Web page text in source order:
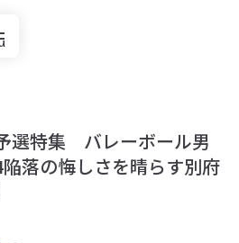
選特集 バレーボール男
落の悔しさを晴らす別府